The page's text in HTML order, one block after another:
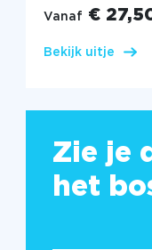
Vanaf €
Bekijk uitje
Zie je
het